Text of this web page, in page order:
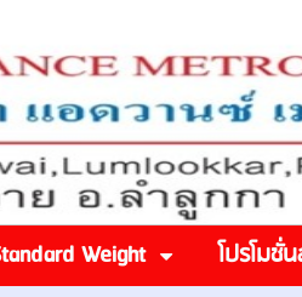
Weight โปรโมชั่